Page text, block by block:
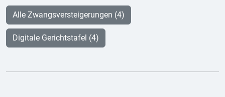
Alle Zwangsversteigerungen (4)
Digitale Gerichtstafel (4)